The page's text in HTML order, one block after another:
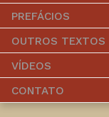
PREFÁCIOS
OUTROS TEXTOS
VÍDEOS
CONTATO